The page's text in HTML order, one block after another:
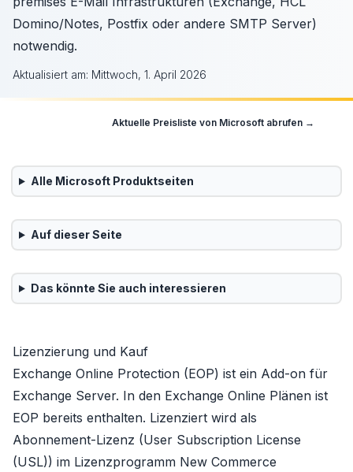
Domino/Notes, Postfix oder andere SMTP Server)
notwendig.
Aktualisiert am: Mittwoch, 1. April 2026
Aktuelle Preisliste von Microsoft abrufen →
Alle MicrosoftProduktseiten
Auf dieser Seite
Das könnte Sie auch interessieren
Lizenzierung und Kauf
Exchange Online Protection (EOP) ist ein Add-on für
Exchange Server. In den Exchange Online Plänen ist
EOP bereits enthalten. Lizenziert wird als
Abonnement-Lizenz (User Subscription License
(USL)) im Lizenzprogramm New Commerce